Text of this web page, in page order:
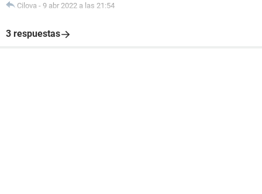
Cilova - 9 abr 2022 a las 21:54
3 respuestas